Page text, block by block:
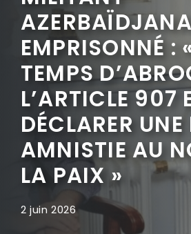
EMPRISONNÉ :
TEMPS
L’ARTICLE 907
DÉCLARER UNE
AMNISTIE AU
LA PAIX »
2 juin 2026